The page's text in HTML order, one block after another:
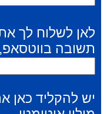
לאן לשלוח לך
תשובה
יש להקליד כאן